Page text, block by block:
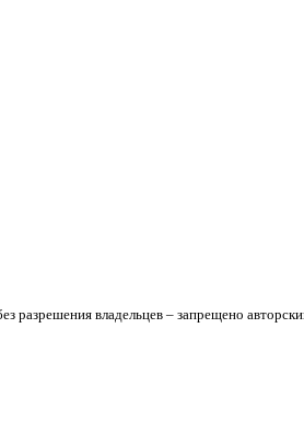
разрешения владельцев – запрещено